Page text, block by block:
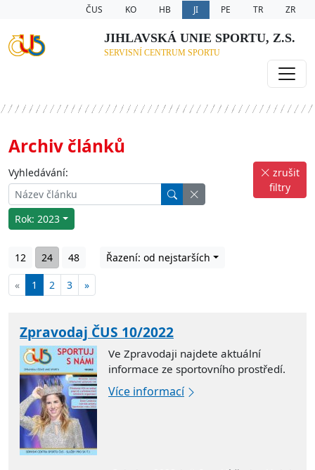
ČUS KO HB JI PE TR ZR
JIHLAVSKÁ UNIE SPORTU, Z.S.
SERVISNÍ CENTRUM SPORTU
Archiv článků
Vyhledávání:
Rok: 2023
zrušit
filtry
12 24 48 Řazení: od nejstarších
« 1 2 3 »
Zpravodaj ČUS 10/2022
Ve Zpravodaji najdete aktuální
informace ze sportovního prostředí.
Více informací